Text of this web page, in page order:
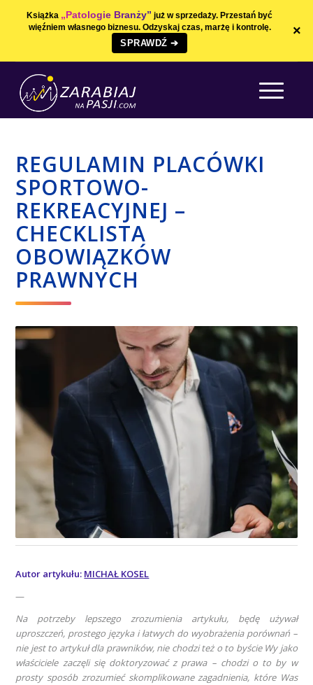
Książka „Patologie Branży” już w sprzedaży. Przestań być
więźniem własnego biznesu. Odzyskaj czas, marżę i kontrolę.
SPRAWDŹ ➔
×
REGULAMIN PLACÓWKI
SPORTOWO-
REKREACYJNEJ –
CHECKLISTA
OBOWIĄZKÓW
PRAWNYCH
Autor artykułu: MICHAŁ KOSEL
—
Na potrzeby lepszego zrozumienia artykułu, będę używał
uproszczeń, prostego języka i łatwych do wyobrażenia porównań –
nie jest to artykuł dla prawników, nie chodzi też o to byście Wy jako
właściciele zaczęli się doktoryzować z prawa – chodzi o to by w
prosty sposób zrozumieć skomplikowane zagadnienia, które Was